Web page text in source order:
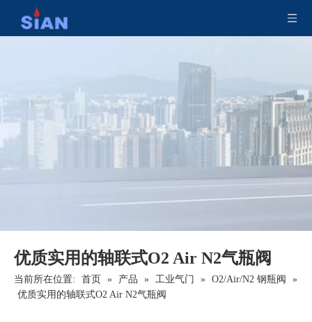
优质实用的轴联式O2 Air N2气瓶阀
当前所在位置: 首页 » 产品 » 工业气门 » O2/Air/N2 钢瓶阀
»
优质实用的轴联式O2 Air N2气瓶阀